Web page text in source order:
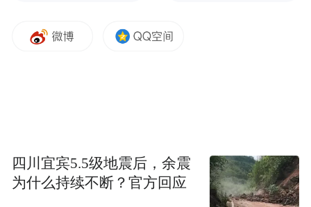
platform and merely provides information storage
四川宜宾5.5级地震后，余震
为什么持续不断？官方回应